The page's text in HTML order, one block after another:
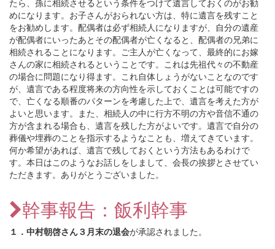
たら、孫に相続させるという条件をつけて遺言しておくのがお勧
めになります。お子さんがおられない方は、特に遺言を残すこと
をお勧めします。配偶者は必ず相続人になりますが、自分の遺産
が配偶者にいったあとその配偶者が亡くなると、配偶者の兄弟に
相続されることになります。ご主人が亡くなって、最終的にお嫁
さんの家に相続されるということです。これは先祖代々の不動産
の場合に問題になり得ます。これ自体しょうがないことなのです
が、遺言である程度将来の方向性を示しておくことは可能ですの
で、亡くなる順番のパターンを考慮した上で、遺言を考えた方が
よいと思います。また、相続人の中に行方不明の方や音信不通の
方が含まれる場合も、遺言を残した方がよいです。遺言で自分の
葬儀や埋葬のことを指示するようなことも、増えてきています。
何か希望があれば、遺言で残しておくという方法もあるわけで
す。本日はこのようなお話しをしまして、会長の挨拶とさせてい
ただきます。ありがとうございました。
幹事報告：飯利幹事
１．中村朝啓さん３月末の退会が承認されました。